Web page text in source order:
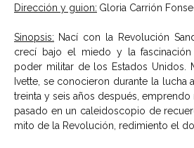
Dirección y guion: Gloria Carrión
Sinopsis: Nací con la Revolución
crecí bajo el miedo y la
poder militar de los Estados Unidos.
Ivette, se conocieron durante la lucha
treinta y seis años después,
pasado en un caleidoscopio de
mito de la Revolución, redimiento el